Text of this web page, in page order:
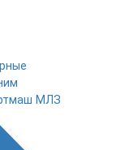
МЛЗ